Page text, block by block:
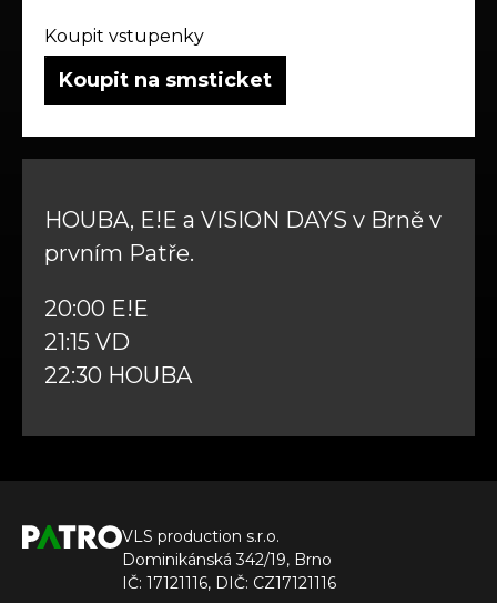
Koupit vstupenky
Koupit na smsticket
HOUBA, E!E a VISION DAYS v Brně v
prvním Patře.
20:00 E!E
21:15 VD
22:30 HOUBA
VLS production s.r.o.
Dominikánská 342/19, Brno
IČ: 17121116, DIČ: CZ17121116